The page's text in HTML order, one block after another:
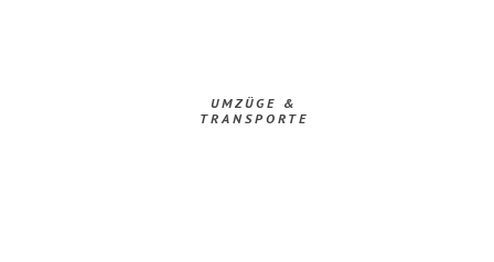
UMZÜGE &
TRANSPORTE